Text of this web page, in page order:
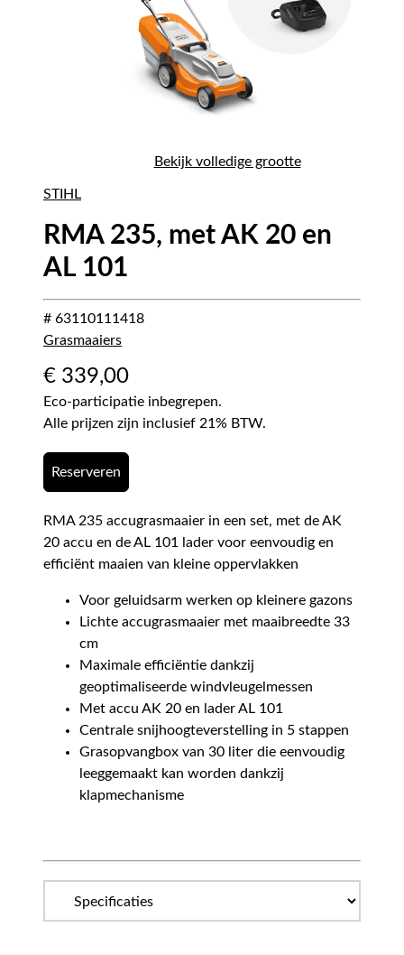
Bekijk volledige grootte
STIHL
RMA 235, met AK 20 en
AL 101
# 63110111418
Grasmaaiers
€ 339,00
Eco-participatie inbegrepen.
Alle prijzen zijn inclusief 21% BTW.
Reserveren
RMA 235 accugrasmaaier in een set, met de AK
20 accu en de AL 101 lader voor eenvoudig en
efficiënt maaien van kleine oppervlakken
Voor geluidsarm werken op kleinere gazons
Lichte accugrasmaaier met maaibreedte 33
cm
Maximale efficiëntie dankzij
geoptimaliseerde windvleugelmessen
Met accu AK 20 en lader AL 101
Centrale snijhoogteverstelling in 5 stappen
Grasopvangbox van 30 liter die eenvoudig
leeggemaakt kan worden dankzij
klapmechanisme